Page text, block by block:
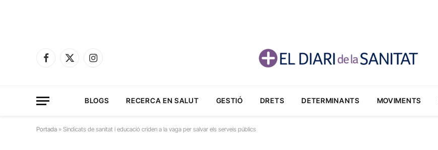
Facebook
X
Instagram
BLOGS RECERCA EN SALUT GESTIÓ DRETS DETERMINANTS MOVIMENTS
Portada » Sindicats de sanitat i educació criden a la vaga per salvar els serveis públics